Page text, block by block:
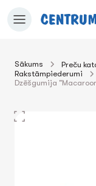
uz
Sākums Preču
Rakstāmpiederumi
Dzēšgumija